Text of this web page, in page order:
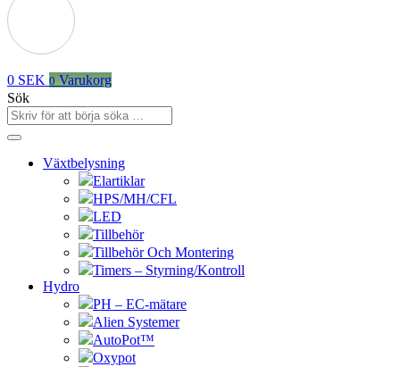
0 SEK 0 Varukorg
Sök
Växtbelysning
Elartiklar
HPS/MH/CFL
LED
Tillbehör
Tillbehör Och Montering
Timers – Styrning/Kontroll
Hydro
PH – EC-mätare
Alien Systemer
AutoPot™
Oxypot